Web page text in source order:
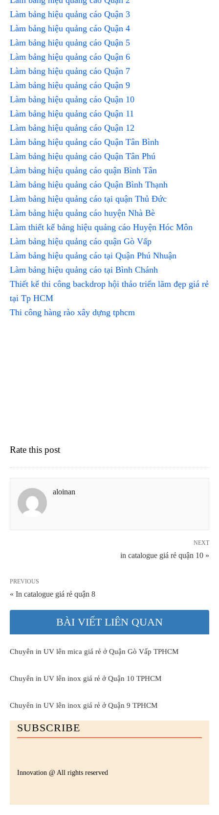
Làm bảng hiệu quảng cáo Quận 3
Làm bảng hiệu quảng cáo Quận 4
Làm bảng hiệu quảng cáo Quận 5
Làm bảng hiệu quảng cáo Quận 6
Làm bảng hiệu quảng cáo Quận 7
Làm bảng hiệu quảng cáo Quận 9
Làm bảng hiệu quảng cáo Quận 10
Làm bảng hiệu quảng cáo Quận 11
Làm bảng hiệu quảng cáo Quận 12
Làm bảng hiệu quảng cáo Quận Tân Bình
Làm bảng hiệu quảng cáo Quận Tân Phú
Làm bảng hiệu quảng cáo quận Bình Tân
Làm bảng hiệu quảng cáo Quận Bình Thạnh
Làm bảng hiệu quảng cáo tại quận Thủ Đức
Làm bảng hiệu quảng cáo huyện Nhà Bè
Làm thiết kế bảng hiệu quảng cáo Huyện Hóc Môn
Làm bảng hiệu quảng cáo quận Gò Vấp
Làm bảng hiệu quảng cáo tại Quận Phú Nhuận
Làm bảng hiệu quảng cáo tại Bình Chánh
Thiết kế thi công backdrop hội thảo triển lãm đẹp giá rẻ
tại Tp HCM
Thi công hàng rào xây dựng tphcm
Rate this post
aloinan
NEXT
in catalogue giá rẻ quận 10 »
PREVIOUS
« In catalogue giá rẻ quận 8
BÀI VIẾT LIÊN QUAN
Chuyên in UV lên mica giá rẻ ở Quận Gò Vấp TPHCM
Chuyên in UV lên inox giá rẻ ở Quận 10 TPHCM
Chuyên in UV lên inox giá rẻ ở Quận 9 TPHCM
SUBSCRIBE
Innovation @ All rights reserved